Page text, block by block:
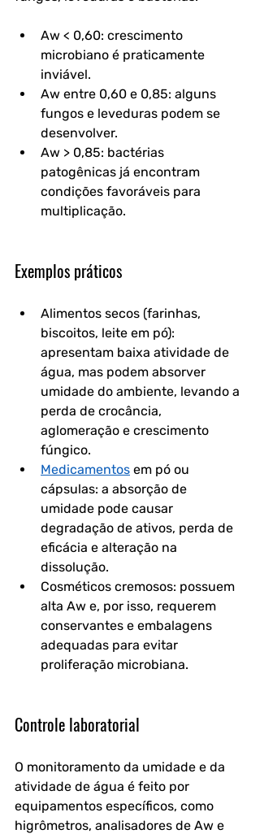
Aw < 0,60: crescimento
microbiano é praticamente
inviável.
Aw entre 0,60 e 0,85: alguns
fungos e leveduras podem se
desenvolver.
Aw > 0,85: bactérias
patogênicas já encontram
condições favoráveis para
multiplicação.
Exemplos práticos
Alimentos secos (farinhas,
biscoitos, leite em pó):
apresentam baixa atividade de
água, mas podem absorver
umidade do ambiente, levando a
perda de crocância,
aglomeração e crescimento
fúngico.
Medicamentos em pó ou
cápsulas: a absorção de
umidade pode causar
degradação de ativos, perda de
eficácia e alteração na
dissolução.
Cosméticos cremosos: possuem
alta Aw e, por isso, requerem
conservantes e embalagens
adequadas para evitar
proliferação microbiana.
Controle laboratorial
O monitoramento da umidade e da
atividade de água é feito por
equipamentos específicos, como
higrômetros, analisadores de Aw e